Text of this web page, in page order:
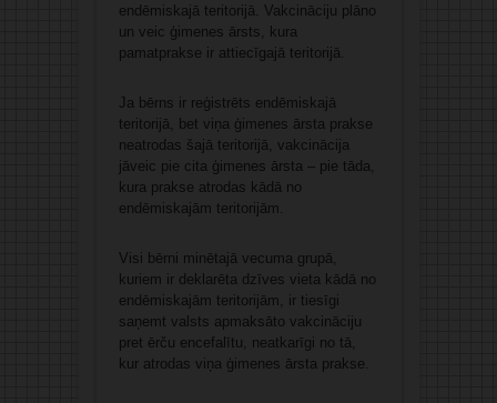
endēmiskajā teritorijā. Vakcināciju plāno
un veic ģimenes ārsts, kura
pamatprakse ir attiecīgajā teritorijā.
Ja bērns ir reģistrēts endēmiskajā
teritorijā, bet viņa ģimenes ārsta prakse
neatrodas šajā teritorijā, vakcinācija
jāveic pie cita ģimenes ārsta – pie tāda,
kura prakse atrodas kādā no
endēmiskajām teritorijām.
Visi bērni minētajā vecuma grupā,
kuriem ir deklarēta dzīves vieta kādā no
endēmiskajām teritorijām, ir tiesīgi
saņemt valsts apmaksāto vakcināciju
pret ērču encefalītu, neatkarīgi no tā,
kur atrodas viņa ģimenes ārsta prakse.